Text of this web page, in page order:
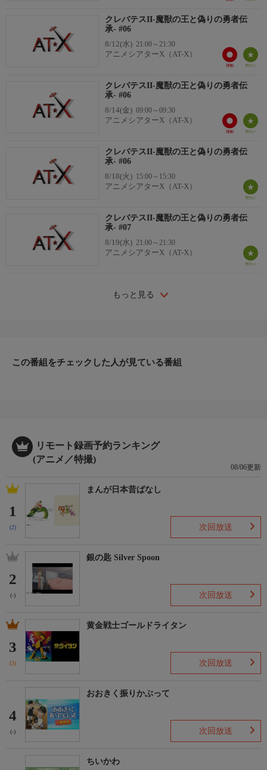
クレバテスII-魔獣の王と偽りの勇者伝
承- #06
8/12(水) 21:00～21:30
アニメシアターX（AT-X）
クレバテスII-魔獣の王と偽りの勇者伝
承- #06
8/14(金) 09:00～09:30
アニメシアターX（AT-X）
クレバテスII-魔獣の王と偽りの勇者伝
承- #06
8/18(火) 15:00～15:30
アニメシアターX（AT-X）
クレバテスII-魔獣の王と偽りの勇者伝
承- #07
8/19(水) 21:00～21:30
アニメシアターX（AT-X）
もっと見る
この番組をチェックした人が見ている番組
リモート録画予約ランキング
(アニメ／特撮)
08/06更新
1
(2)
まんが日本昔ばなし
次回放送
2
(-)
銀の匙 Silver Spoon
次回放送
3
(3)
黄金戦士ゴールドライタン
次回放送
4
(-)
おおきく振りかぶって
次回放送
ちいかわ